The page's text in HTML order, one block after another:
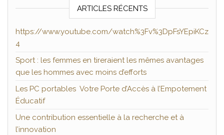
ARTICLES RÉCENTS
https://www.youtube.com/watch%3Fv%3DpFsYEpiKCz
4
Sport : les femmes en tireraient les mêmes avantages
que les hommes avec moins d’efforts
Les PC portables Votre Porte d’Accès à l’Empotement
Éducatif
Une contribution essentielle à la recherche et à
l’innovation